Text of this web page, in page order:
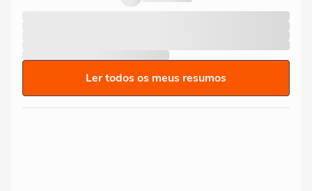
Ler todos os meus resumos